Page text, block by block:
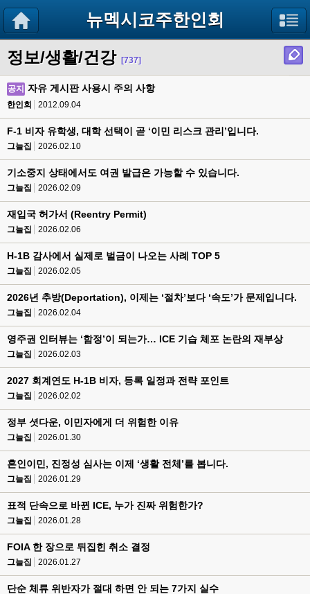
뉴멕시코주한인회
정보/생활/건강 [737]
공지 자유 게시판 사용시 주의 사항
한인회 2012.09.04
F-1 비자 유학생, 대학 선택이 곧 ‘이민 리스크 관리’입니다.
그늘집 2026.02.10
기소중지 상태에서도 여권 발급은 가능할 수 있습니다.
그늘집 2026.02.09
재입국 허가서 (Reentry Permit)
그늘집 2026.02.06
H-1B 감사에서 실제로 벌금이 나오는 사례 TOP 5
그늘집 2026.02.05
2026년 추방(Deportation), 이제는 ‘절차’보다 ‘속도’가 문제입니다.
그늘집 2026.02.04
영주권 인터뷰는 ‘함정’이 되는가… ICE 기습 체포 논란의 재부상
그늘집 2026.02.03
2027 회계연도 H-1B 비자, 등록 일정과 전략 포인트
그늘집 2026.02.02
정부 셧다운, 이민자에게 더 위험한 이유
그늘집 2026.01.30
혼인이민, 진정성 심사는 이제 ‘생활 전체’를 봅니다.
그늘집 2026.01.29
표적 단속으로 바뀐 ICE, 누가 진짜 위험한가?
그늘집 2026.01.28
FOIA 한 장으로 뒤집힌 취소 결정
그늘집 2026.01.27
단순 체류 위반자가 절대 하면 안 되는 7가지 실수